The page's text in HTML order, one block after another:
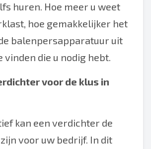
huren. Hoe meer u weet
hoe gemakkelijker het
balenpersapparatuur uit
vinden die u nodig hebt.
voor de klus in
kan een verdichter de
voor uw bedrijf. In dit